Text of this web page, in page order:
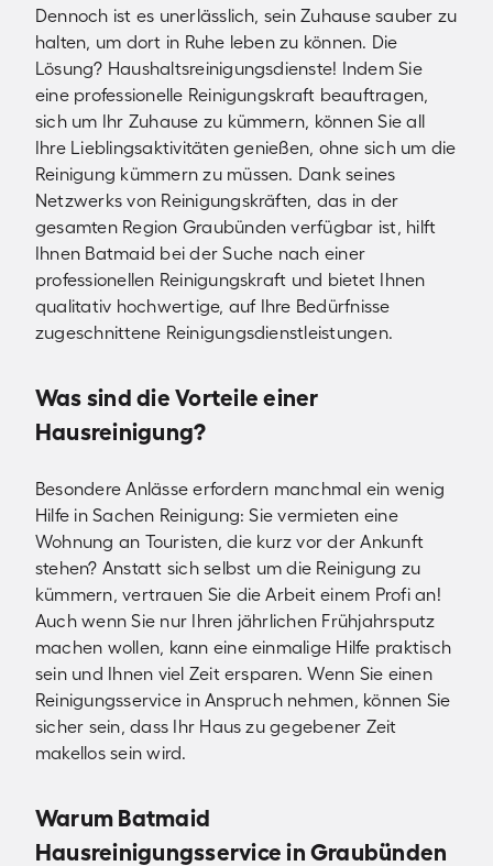
Dennoch ist es unerlässlich, sein Zuhause sauber zu
halten, um dort in Ruhe leben zu können. Die
Lösung? Haushaltsreinigungsdienste! Indem Sie
eine professionelle Reinigungskraft beauftragen,
sich um Ihr Zuhause zu kümmern, können Sie all
Ihre Lieblingsaktivitäten genießen, ohne sich um die
Reinigung kümmern zu müssen. Dank seines
Netzwerks von Reinigungskräften, das in der
gesamten Region Graubünden verfügbar ist, hilft
Ihnen Batmaid bei der Suche nach einer
professionellen Reinigungskraft und bietet Ihnen
qualitativ hochwertige, auf Ihre Bedürfnisse
zugeschnittene Reinigungsdienstleistungen.
Was sind die Vorteile einer
Hausreinigung?
Besondere Anlässe erfordern manchmal ein wenig
Hilfe in Sachen Reinigung: Sie vermieten eine
Wohnung an Touristen, die kurz vor der Ankunft
stehen? Anstatt sich selbst um die Reinigung zu
kümmern, vertrauen Sie die Arbeit einem Profi an!
Auch wenn Sie nur Ihren jährlichen Frühjahrsputz
machen wollen, kann eine einmalige Hilfe praktisch
sein und Ihnen viel Zeit ersparen. Wenn Sie einen
Reinigungsservice in Anspruch nehmen, können Sie
sicher sein, dass Ihr Haus zu gegebener Zeit
makellos sein wird.
Warum Batmaid
Hausreinigungsservice in Graubünden